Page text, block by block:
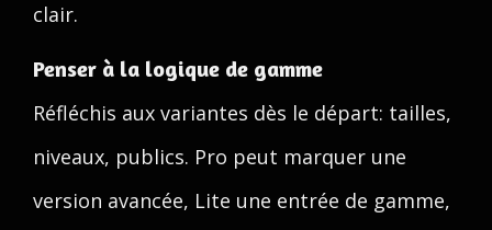
clair.
Penser à la logique de gamme
Réfléchis aux variantes dès le départ: tailles,
niveaux, publics. Pro peut marquer une
version avancée, Lite une entrée de gamme,